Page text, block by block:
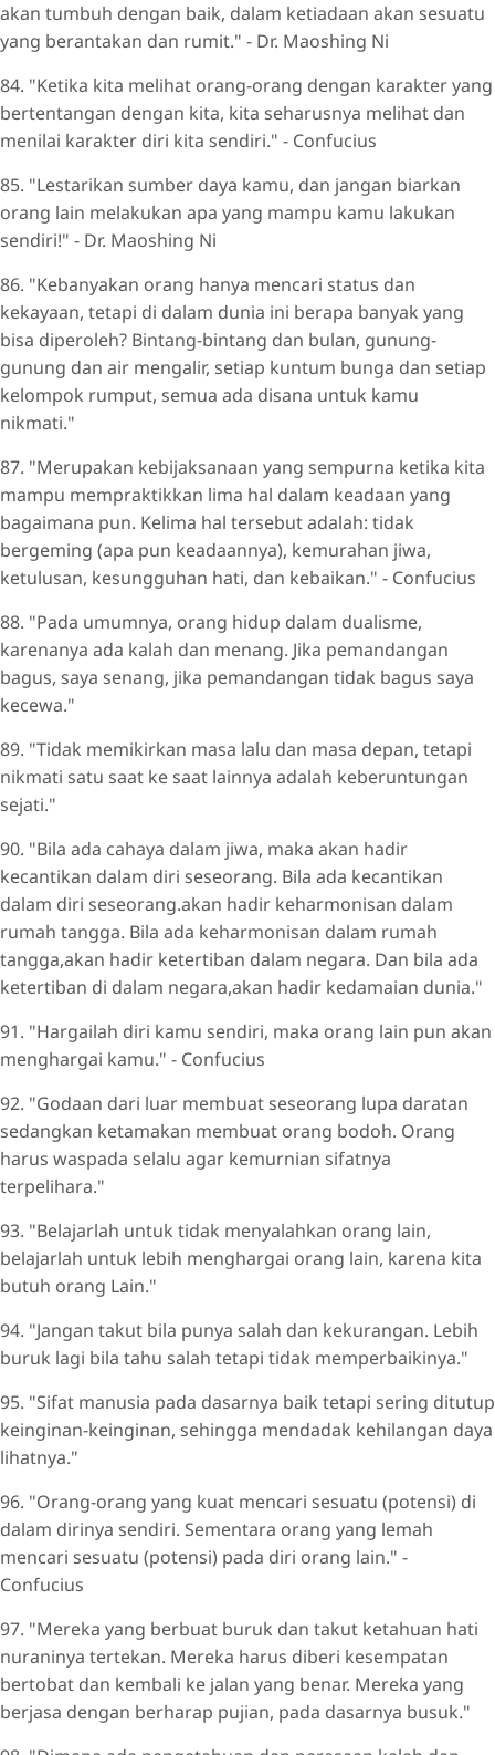
akan tumbuh dengan baik, dalam ketiadaan akan sesuatu
yang berantakan dan rumit." - Dr. Maoshing Ni
84. "Ketika kita melihat orang-orang dengan karakter yang
bertentangan dengan kita, kita seharusnya melihat dan
menilai karakter diri kita sendiri." - Confucius
85. "Lestarikan sumber daya kamu, dan jangan biarkan
orang lain melakukan apa yang mampu kamu lakukan
sendiri!" - Dr. Maoshing Ni
86. "Kebanyakan orang hanya mencari status dan
kekayaan, tetapi di dalam dunia ini berapa banyak yang
bisa diperoleh? Bintang-bintang dan bulan, gunung-
gunung dan air mengalir, setiap kuntum bunga dan setiap
kelompok rumput, semua ada disana untuk kamu
nikmati."
87. "Merupakan kebijaksanaan yang sempurna ketika kita
mampu mempraktikkan lima hal dalam keadaan yang
bagaimana pun. Kelima hal tersebut adalah: tidak
bergeming (apa pun keadaannya), kemurahan jiwa,
ketulusan, kesungguhan hati, dan kebaikan." - Confucius
88. "Pada umumnya, orang hidup dalam dualisme,
karenanya ada kalah dan menang. Jika pemandangan
bagus, saya senang, jika pemandangan tidak bagus saya
kecewa."
89. "Tidak memikirkan masa lalu dan masa depan, tetapi
nikmati satu saat ke saat lainnya adalah keberuntungan
sejati."
90. "Bila ada cahaya dalam jiwa, maka akan hadir
kecantikan dalam diri seseorang. Bila ada kecantikan
dalam diri seseorang.akan hadir keharmonisan dalam
rumah tangga. Bila ada keharmonisan dalam rumah
tangga,akan hadir ketertiban dalam negara. Dan bila ada
ketertiban di dalam negara,akan hadir kedamaian dunia."
91. "Hargailah diri kamu sendiri, maka orang lain pun akan
menghargai kamu." - Confucius
92. "Godaan dari luar membuat seseorang lupa daratan
sedangkan ketamakan membuat orang bodoh. Orang
harus waspada selalu agar kemurnian sifatnya
terpelihara."
93. "Belajarlah untuk tidak menyalahkan orang lain,
belajarlah untuk lebih menghargai orang lain, karena kita
butuh orang Lain."
94. "Jangan takut bila punya salah dan kekurangan. Lebih
buruk lagi bila tahu salah tetapi tidak memperbaikinya."
95. "Sifat manusia pada dasarnya baik tetapi sering ditutup
keinginan-keinginan, sehingga mendadak kehilangan daya
lihatnya."
96. "Orang-orang yang kuat mencari sesuatu (potensi) di
dalam dirinya sendiri. Sementara orang yang lemah
mencari sesuatu (potensi) pada diri orang lain." -
Confucius
97. "Mereka yang berbuat buruk dan takut ketahuan hati
nuraninya tertekan. Mereka harus diberi kesempatan
bertobat dan kembali ke jalan yang benar. Mereka yang
berjasa dengan berharap pujian, pada dasarnya busuk."